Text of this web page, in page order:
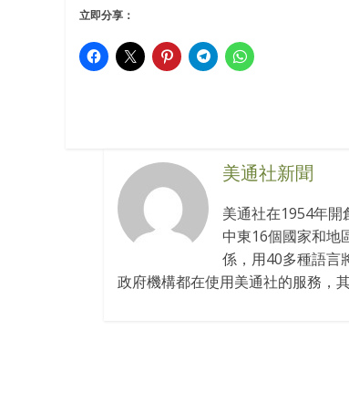
立即分享：
美通社新聞
美通社在1954年開
中東16個國家和地
係，用40多種語言
政府機構都在使用美通社的服務，